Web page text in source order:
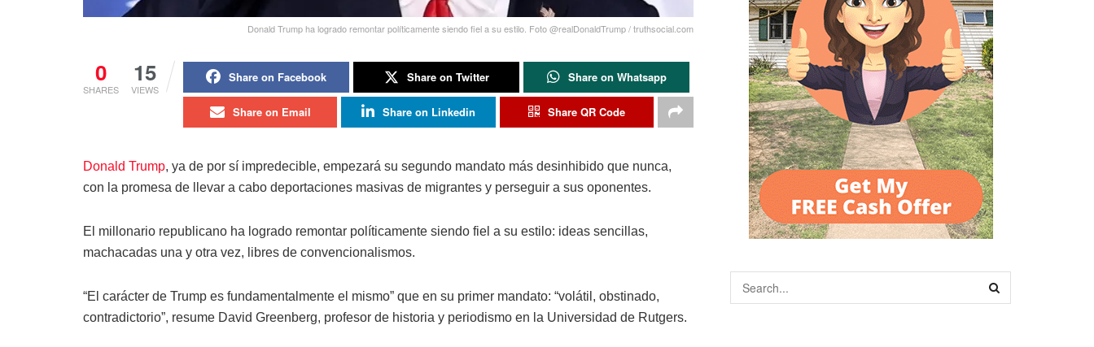
Donald Trump ha logrado remontar políticamente siendo fiel a su estilo. Foto @realDonaldTrump / truthsocial.com
0
SHARES
15
VIEWS
Share on Facebook Share on Twitter Share on Whatsapp
Share on Email Share on Linkedin Share QR Code
Donald Trump, ya de por sí impredecible, empezará su segundo mandato más desinhibido que nunca,
con la promesa de llevar a cabo deportaciones masivas de migrantes y perseguir a sus oponentes.
El millonario republicano ha logrado remontar políticamente siendo fiel a su estilo: ideas sencillas,
machacadas una y otra vez, libres de convencionalismos.
“El carácter de Trump es fundamentalmente el mismo” que en su primer mandato: “volátil, obstinado,
contradictorio”, resume David Greenberg, profesor de historia y periodismo en la Universidad de Rutgers.